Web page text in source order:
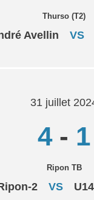
Thurso (T2)
Avellin VS
31 juillet
4- 1
Ripon TB
2 VS